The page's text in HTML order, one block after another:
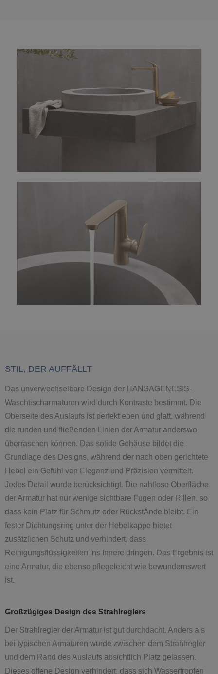
STIL, DER AUFFÄLLT
Das unverwechselbare Design der HANSAGENESIS-
Waschtischarmaturen wird durch Kontraste bestimmt. Die
Oberseite des Auslaufs ist perfekt eben und glatt, während
die runden und fließenden Linien der Armatur anderswo
überraschen können. Das solide Gehäuse bildet die
Grundlage des Designs, während der nach oben gerichtete
Hebel ein Gefühl von Eleganz und Präzision vermittelt.
Jedes Detail wurde berücksichtigt. Die nahtlose Oberfläche
der Armatur hat nur wenige sichtbare Fugen oder Rillen, so
dass kein Platz für Schmutz oder RückstÄnde bleibt. Ein
fester Dichtungsring unter der Hebelkappe bietet
zusätzlichen Schutz und verhindert, dass
Reinigungsflüssigkeiten ins Innere dringen. Das Ergebnis ist
eine Armatur, die ebenso pflegeleicht wie bewundernswert
ist.
Großzügiges Design des Strahlreglers
Der Strahlregler der Armatur ist gut durchdacht. Anders als
bei typischen Armaturen wurde zwischen dem Strahlregler
und dem Rand des Auslaufs absichtlich Platz gelassen.
Dieses offene Design verhindert, dass sich Wassertropfen